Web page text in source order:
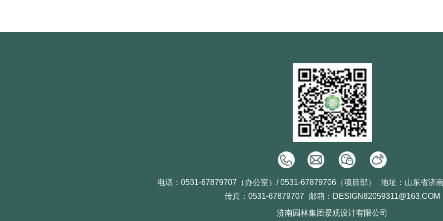
电话：0531-67879707（办公室）/ 0531-67879706（项目部）
地址：山东省济
传真：0531-67879707
邮箱：DESIGN82059311@163.COM
济南园林集团景观设计有限公司